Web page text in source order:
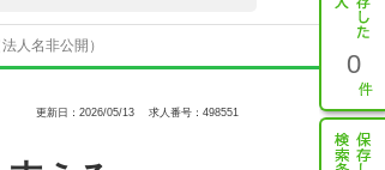
0
人名非公開）
更新日：2026/05/13 求人番号：498551